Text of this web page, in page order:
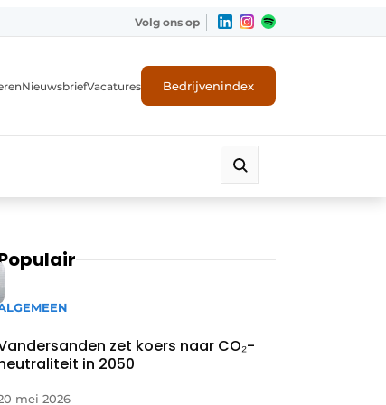
Volg ons op
NieuwsbriefVacatures Bedrijvenindex
zet koers naar CO₂-
in 2050
mei 2026